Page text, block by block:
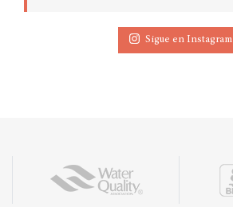
Sigue en Instagram